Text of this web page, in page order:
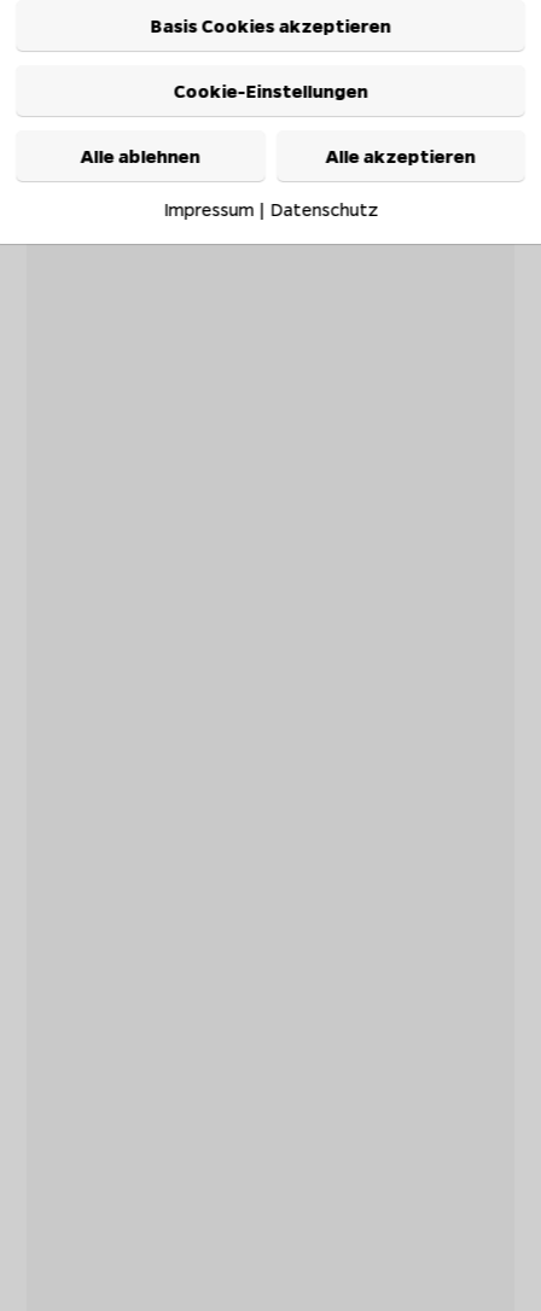
Basis Cookies akzeptieren
Cookie-Einstellungen
Alle ablehnen Alle akzeptieren
Impressum| Datenschutz